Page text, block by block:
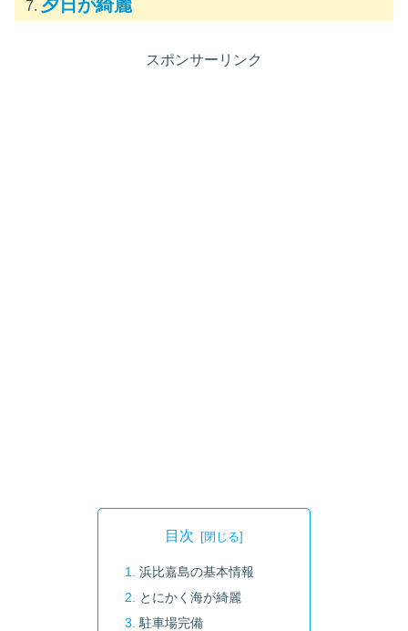
夕日が綺麗
スポンサーリンク
目次
浜比嘉島の基本情報
とにかく海が綺麗
駐車場完備